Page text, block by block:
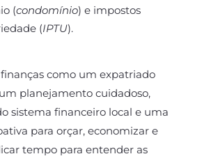
(condomínio) e impostos
(IPTU).
como um expatriado
planejamento cuidadoso,
sistema financeiro local e uma
para orçar, economizar e
tempo para entender as